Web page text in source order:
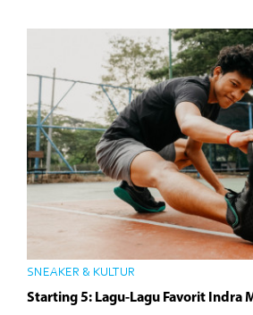
SNEAKER & KULTUR
Starting 5: Lagu-Lagu Favorit Indra